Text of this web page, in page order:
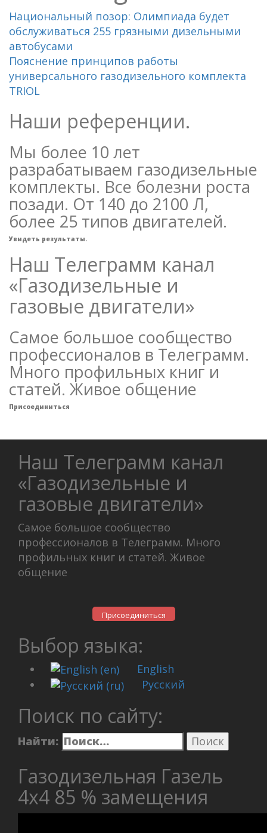
Национальный позор: Олимпиада будет
обслуживаться 255 грязными дизельными
автобусами
Пояснение принципов работы
универсального газодизельного комплекта
TRIOL
Наши референции.
Мы более 10 лет
разрабатываем газодизельные
комплекты. Все болезни роста
позади. От 140 до 2100 Л,
более 25 типов двигателей.
Увидеть результаты.
Наш Телеграмм канал
«Газодизельные и
газовые двигатели»
Самое большое сообщество
профессионалов в Телеграмм.
Много профильных книг и
статей. Живое общение
Присоединиться
Наш Телеграмм канал
«Газодизельные и
газовые двигатели»
Самое большое сообщество
профессионалов в Телеграмм. Много
профильных книг и статей. Живое
общение
Присоединиться
Выбор языка:
English
Русский
Поиск по сайту:
Найти:
Газодизельная Газель
4х4 85 % замещения